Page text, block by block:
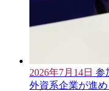
2026年7月14日 参
外資系企業が進